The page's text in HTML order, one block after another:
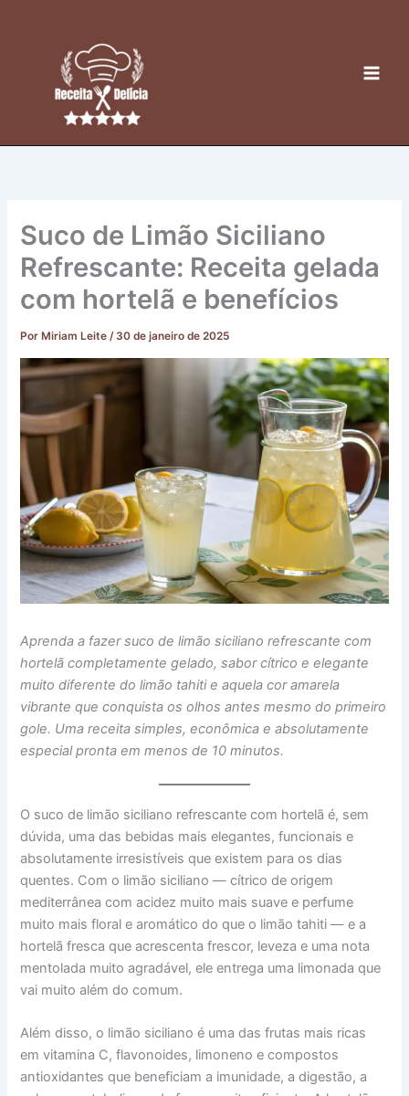
Suco de Limão Siciliano
Refrescante: Receita gelada
com hortelã e benefícios
Por Miriam Leite/ 30 de janeiro de 2025
Aprenda a fazer suco de limão siciliano refrescante com
hortelã completamente gelado, sabor cítrico e elegante
muito diferente do limão tahiti e aquela cor amarela
vibrante que conquista os olhos antes mesmo do primeiro
gole. Uma receita simples, econômica e absolutamente
especial pronta em menos de 10 minutos.
O suco de limão siciliano refrescante com hortelã é, sem
dúvida, uma das bebidas mais elegantes, funcionais e
absolutamente irresistíveis que existem para os dias
quentes. Com o limão siciliano — cítrico de origem
mediterrânea com acidez muito mais suave e perfume
muito mais floral e aromático do que o limão tahiti — e a
hortelã fresca que acrescenta frescor, leveza e uma nota
mentolada muito agradável, ele entrega uma limonada que
vai muito além do comum.
Além disso, o limão siciliano é uma das frutas mais ricas
em vitamina C, flavonoides, limoneno e compostos
antioxidantes que beneficiam a imunidade, a digestão, a